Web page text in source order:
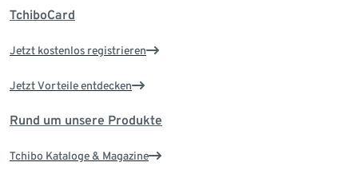
TchiboCard
Jetzt kostenlos registrieren
Jetzt Vorteile entdecken
Rund um unsere Produkte
Tchibo Kataloge & Magazine